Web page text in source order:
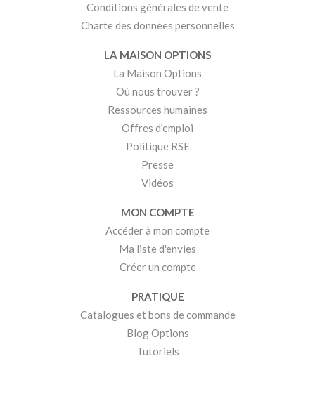
Conditions générales de vente
Charte des données personnelles
LA MAISON OPTIONS
La Maison Options
Où nous trouver ?
Ressources humaines
Offres d'emploi
Politique RSE
Presse
Vidéos
MON COMPTE
Accéder à mon compte
Ma liste d'envies
Créer un compte
PRATIQUE
Catalogues et bons de commande
Blog Options
Tutoriels